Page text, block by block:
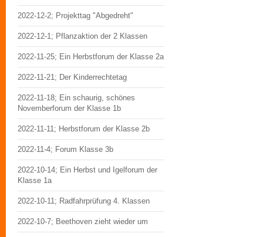
2022-12-2; Projekttag "Abgedreht"
2022-12-1; Pflanzaktion der 2 Klassen
2022-11-25; Ein Herbstforum der Klasse 2a
2022-11-21; Der Kinderrechtetag
2022-11-18; Ein schaurig, schönes
Novemberforum der Klasse 1b
2022-11-11; Herbstforum der Klasse 2b
2022-11-4; Forum Klasse 3b
2022-10-14; Ein Herbst und Igelforum der
Klasse 1a
2022-10-11; Radfahrprüfung 4. Klassen
2022-10-7; Beethoven zieht wieder um